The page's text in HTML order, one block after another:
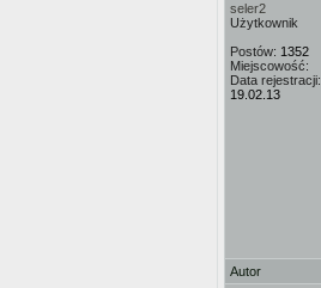
seler2
Użytkownik
Postów: 1352
Miejscowość:
Data rejestracji:
19.02.13
Autor